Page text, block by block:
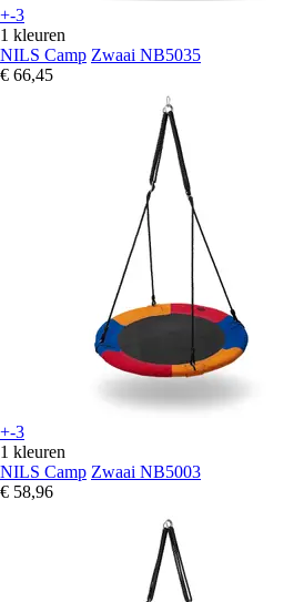
+-3
1 kleuren
NILS Camp Zwaai NB5035
€ 66,45
+-3
1 kleuren
NILS Camp Zwaai NB5003
€ 58,96